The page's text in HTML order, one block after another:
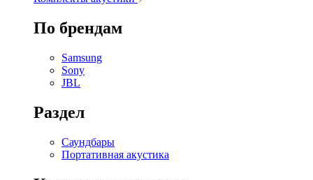
По брендам
Samsung
Sony
JBL
Раздел
Саундбары
Портативная акустика